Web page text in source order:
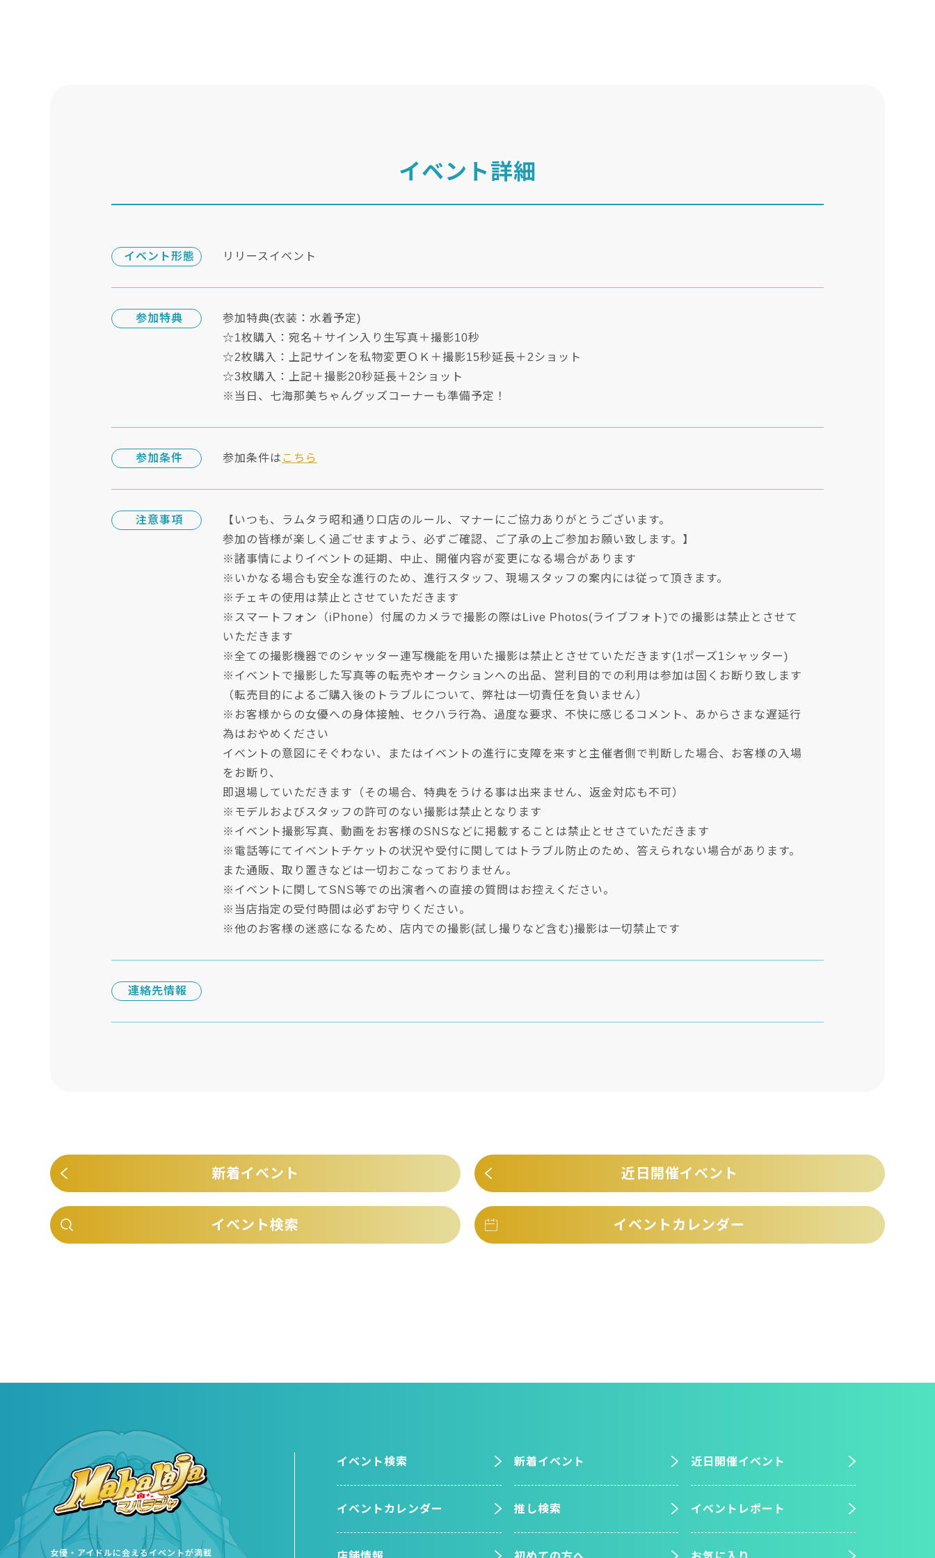
イベント詳細
イベント形態 リリースイベント
参加特典
参加特典(衣装：水着予定)
☆1枚購入：宛名＋サイン入り生写真＋撮影10秒
☆2枚購入：上記サインを私物変更ＯＫ＋撮影15秒延長＋2ショット
☆3枚購入：上記＋撮影20秒延長＋2ショット
※当日、七海那美ちゃんグッズコーナーも準備予定！
参加条件 参加条件は こちら
注意事項
【いつも、ラムタラ昭和通り口店のルール、マナーにご協力ありがとうございます。
参加の皆様が楽しく過ごせますよう、必ずご確認、ご了承の上ご参加お願い致します。】
※諸事情によりイベントの延期、中止、開催内容が変更になる場合があります
※いかなる場合も安全な進行のため、進行スタッフ、現場スタッフの案内には従って頂きます。
※チェキの使用は禁止とさせていただきます
※スマートフォン（iPhone）付属のカメラで撮影の際はLive Photos(ライブフォト)での撮影は禁止とさせて
いただきます
※全ての撮影機器でのシャッター連写機能を用いた撮影は禁止とさせていただきます(1ポーズ1シャッター)
※イベントで撮影した写真等の転売やオークションへの出品、営利目的での利用は参加は固くお断り致します
（転売目的によるご購入後のトラブルについて、弊社は一切責任を負いません）
※お客様からの女優への身体接触、セクハラ行為、過度な要求、不快に感じるコメント、あからさまな遅延行
為はおやめください
イベントの意図にそぐわない、またはイベントの進行に支障を来すと主催者側で判断した場合、お客様の入場
をお断り、
即退場していただきます（その場合、特典をうける事は出来ません、返金対応も不可）
※モデルおよびスタッフの許可のない撮影は禁止となります
※イベント撮影写真、動画をお客様のSNSなどに掲載することは禁止とせさていただきます
※電話等にてイベントチケットの状況や受付に関してはトラブル防止のため、答えられない場合があります。
また通販、取り置きなどは一切おこなっておりません。
※イベントに関してSNS等での出演者への直接の質問はお控えください。
※当店指定の受付時間は必ずお守りください。
※他のお客様の迷惑になるため、店内での撮影(試し撮りなど含む)撮影は一切禁止です
連絡先情報
新着イベント 近日開催イベント
イベント検索 イベントカレンダー
女優・アイドルに会えるイベントが満載
イベント検索 新着イベント 近日開催イベント
イベントカレンダー 推し検索 イベントレポート